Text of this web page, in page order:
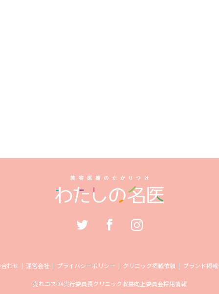
わせ 運営会社 プライバシーポリシー クリニック掲載依頼 ブランド掲
売れコスDX実行委員長クリニック収益向上委員会採用情報